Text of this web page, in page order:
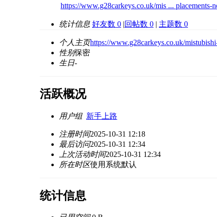
https://www.g28carkeys.co.uk/mis ... placements-
统计信息 好友数 0 |回帖数 0 | 主题数 0
个人主页https://www.g28carkeys.co.uk/
性别保密
生日-
活跃概况
用户组 新手上路
注册时间2025-10-31 12:18
最后访问2025-10-31 12:34
上次活动时间2025-10-31 12:34
所在时区使用系统默认
统计信息